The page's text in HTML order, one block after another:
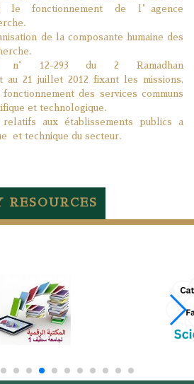
le fonctionnement de l’agence
de la composante humaine des
n° 12-293 du 2 Ramadhan
au 21 juillet 2012 fixant les missions,
des services communs
et technologique.
aux établissements publics a
et technique du secteur.